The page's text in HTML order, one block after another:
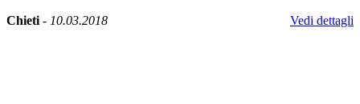
Chieti - 10.03.2018 Vedi dettagli